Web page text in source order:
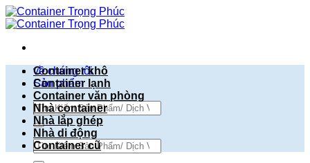
Bỏ
qua
dung
về chúng tôi
Sản phẩm
Tìm
kiếm:
Tìm
kiếm:
Container khô
Container lạnh
Container văn phòng
Nhà container
Nhà lắp ghép
Nhà di động
Container cũ